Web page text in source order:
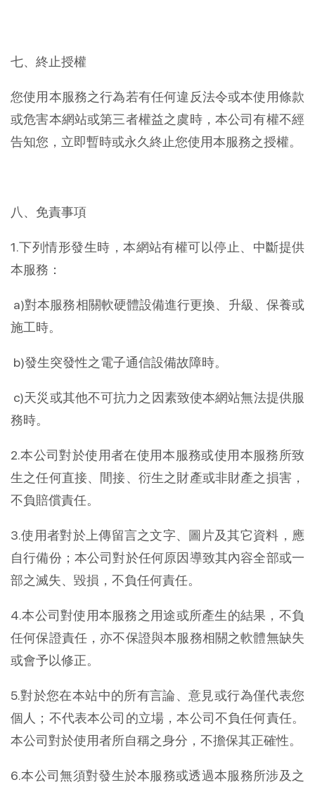
七、終止授權
您使用本服務之行為若有任何違反法令或本使用條款
或危害本網站或第三者權益之虞時，本公司有權不經
告知您，立即暫時或永久終止您使用本服務之授權。
八、免責事項
1.下列情形發生時，本網站有權可以停止、中斷提供
本服務：
施工時。
b)發生突發性之電子通信設備故障時。
務時。
2.本公司對於使用者在使用本服務或使用本服務所致
生之任何直接、間接、衍生之財產或非財產之損害，
不負賠償責任。
3.使用者對於上傳留言之文字、圖片及其它資料，應
自行備份；本公司對於任何原因導致其內容全部或一
部之滅失、毀損，不負任何責任。
4.本公司對使用本服務之用途或所產生的結果，不負
任何保證責任，亦不保證與本服務相關之軟體無缺失
或會予以修正。
5.對於您在本站中的所有言論、意見或行為僅代表您
個人；不代表本公司的立場，本公司不負任何責任。
本公司對於使用者所自稱之身分，不擔保其正確性。
6.本公司無須對發生於本服務或透過本服務所涉及之